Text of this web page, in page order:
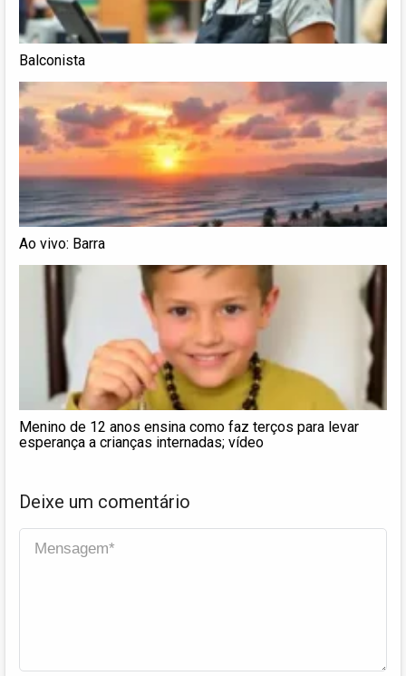
Balconista
Ao vivo: Barra
Menino de 12 anos ensina como faz terços para levar
esperança a crianças internadas; vídeo
Deixe um comentário